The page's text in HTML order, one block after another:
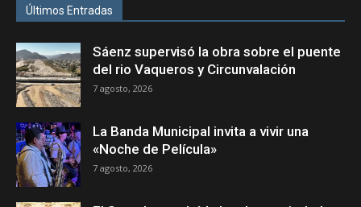
Últimos Entradas
Sáenz supervisó la obra sobre el puente
del rio Vaqueros y Circunvalación
7 agosto, 2026
La Banda Municipal invita a vivir una
«Noche de Película»
7 agosto, 2026